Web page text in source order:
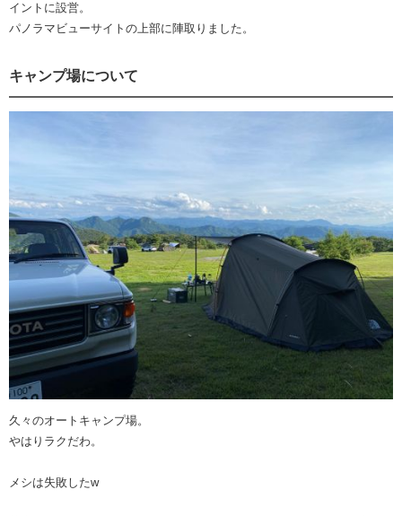
イントに設営。
パノラマビューサイトの上部に陣取りました。
キャンプ場について
久々のオートキャンプ場。
やはりラクだわ。
メシは失敗したw